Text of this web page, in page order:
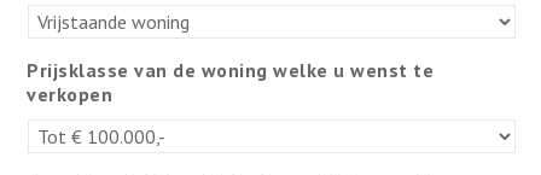
Prijsklasse van de woning welke u wenst te
verkopen